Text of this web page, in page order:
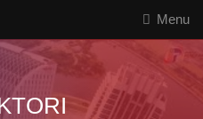
Menu